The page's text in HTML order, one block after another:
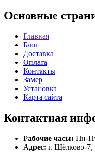
Основные
Главная
Блог
Доставка
Оплата
Контакты
Замер
Установка
Карта сайта
Контактная
Рабочие часы: Пн-
Адрес: г. Щёлково-